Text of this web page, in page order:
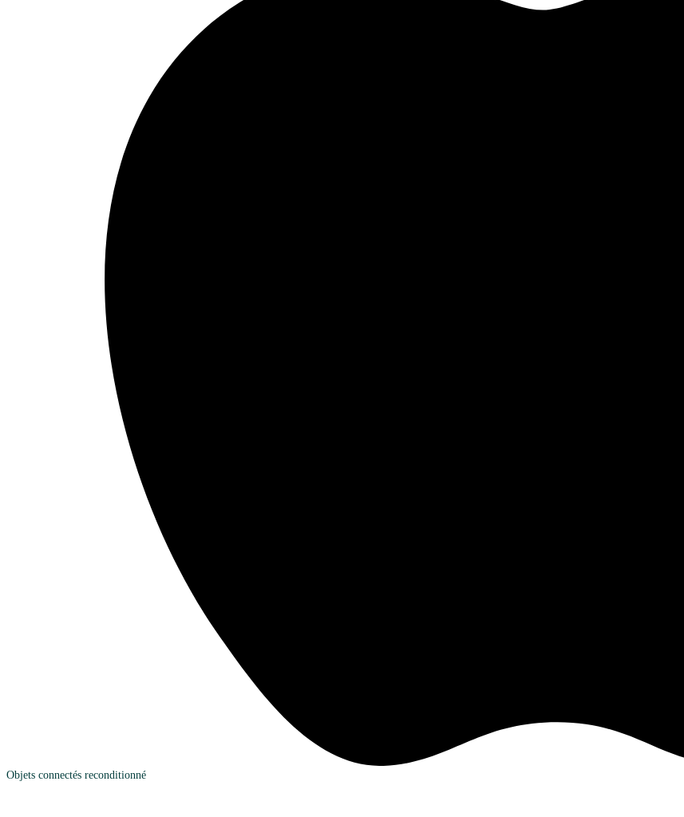
Objets connectés reconditionné